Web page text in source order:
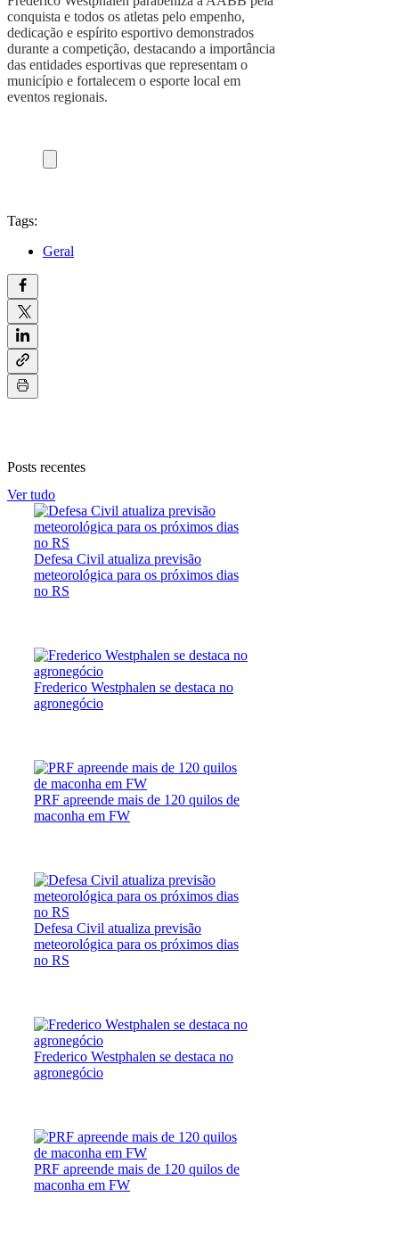
conquista e todos os atletas pelo empenho,
dedicação e espírito esportivo demonstrados
durante a competição, destacando a importância
das entidades esportivas que representam o
município e fortalecem o esporte local em
eventos regionais.
Tags:
Geral
Posts recentes
Ver tudo
Defesa Civil atualiza previsão
meteorológica para os próximos dias
no RS
Frederico Westphalen se destaca no
agronegócio
PRF apreende mais de 120 quilos de
maconha em FW
Defesa Civil atualiza previsão
meteorológica para os próximos dias
no RS
Frederico Westphalen se destaca no
agronegócio
PRF apreende mais de 120 quilos de
maconha em FW